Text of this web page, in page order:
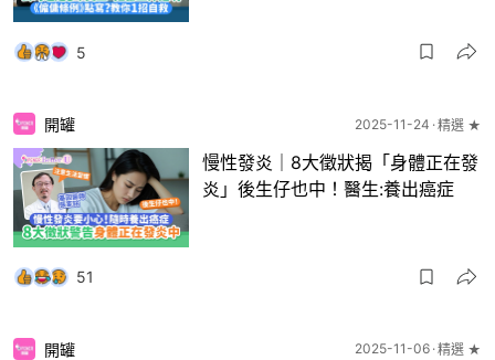
5
開罐 2025-11-24 精選 ★
慢性發炎｜8大徵狀揭「身體正在發
炎」後生仔也中！醫生:養出癌症
51
開罐 2025-11-06 精選 ★